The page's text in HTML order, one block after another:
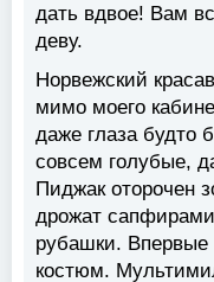
дать вдвое! Вам
деву.
Норвежский
мимо моего
даже глаза будто
совсем голубые,
Пиджак оторочен
дрожат
рубашки. Впервые
костюм.